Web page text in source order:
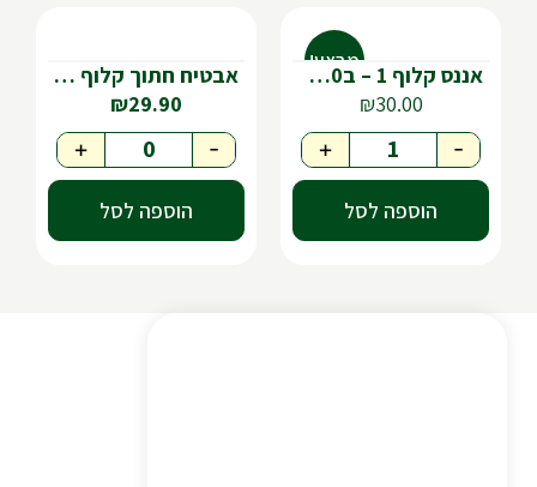
מבצע!
אננס קלוף 1 – ב30 | 2 – ב50
₪30.00
-
+
הוספה לסל
אבטיח חתוך קלוף בקופסה
₪29.90
-
+
הוספה לסל